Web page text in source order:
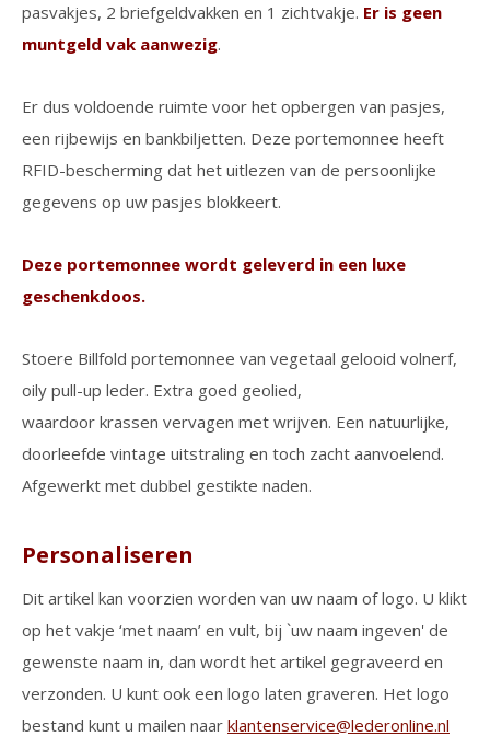
pasvakjes, 2 briefgeldvakken en 1 zichtvakje. Er is geen
muntgeld vak aanwezig.
Er dus voldoende ruimte voor het opbergen van pasjes,
een rijbewijs en bankbiljetten. Deze portemonnee heeft
RFID-bescherming dat het uitlezen van de persoonlijke
gegevens op uw pasjes blokkeert.
Deze portemonnee wordt geleverd in een luxe
geschenkdoos.
Stoere Billfold portemonnee van vegetaal gelooid volnerf,
oily pull-up leder. Extra goed geolied,
waardoor krassen vervagen met wrijven. Een natuurlijke,
doorleefde vintage uitstraling en toch zacht aanvoelend.
Afgewerkt met dubbel gestikte naden.
Personaliseren
Dit artikel kan voorzien worden van uw naam of logo. U klikt
op het vakje ‘met naam’ en vult, bij `uw naam ingeven' de
gewenste naam in, dan wordt het artikel gegraveerd en
verzonden. U kunt ook een logo laten graveren. Het logo
bestand kunt u mailen naar klantenservice@lederonline.nl